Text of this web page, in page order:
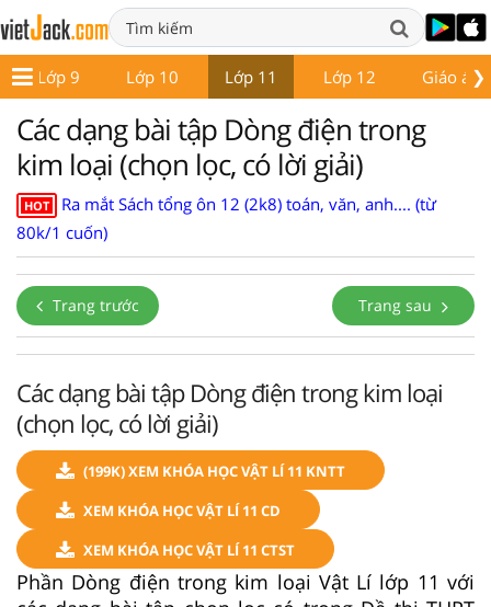
❯
Lớp 9 Lớp 10 Lớp 11 Lớp 12 Giáo án
Các dạng bài tập Dòng điện trong
kim loại (chọn lọc, có lời giải)
HOT
Ra mắt Sách tổng ôn 12 (2k8) toán, văn, anh.... (từ
80k/1 cuốn)
Trang trước Trang sau
Các dạng bài tập Dòng điện trong kim loại
(chọn lọc, có lời giải)
(199K) XEM KHÓA HỌC VẬT LÍ 11 KNTT
XEM KHÓA HỌC VẬT LÍ 11 CD
XEM KHÓA HỌC VẬT LÍ 11 CTST
Phần Dòng điện trong kim loại Vật Lí lớp 11 với